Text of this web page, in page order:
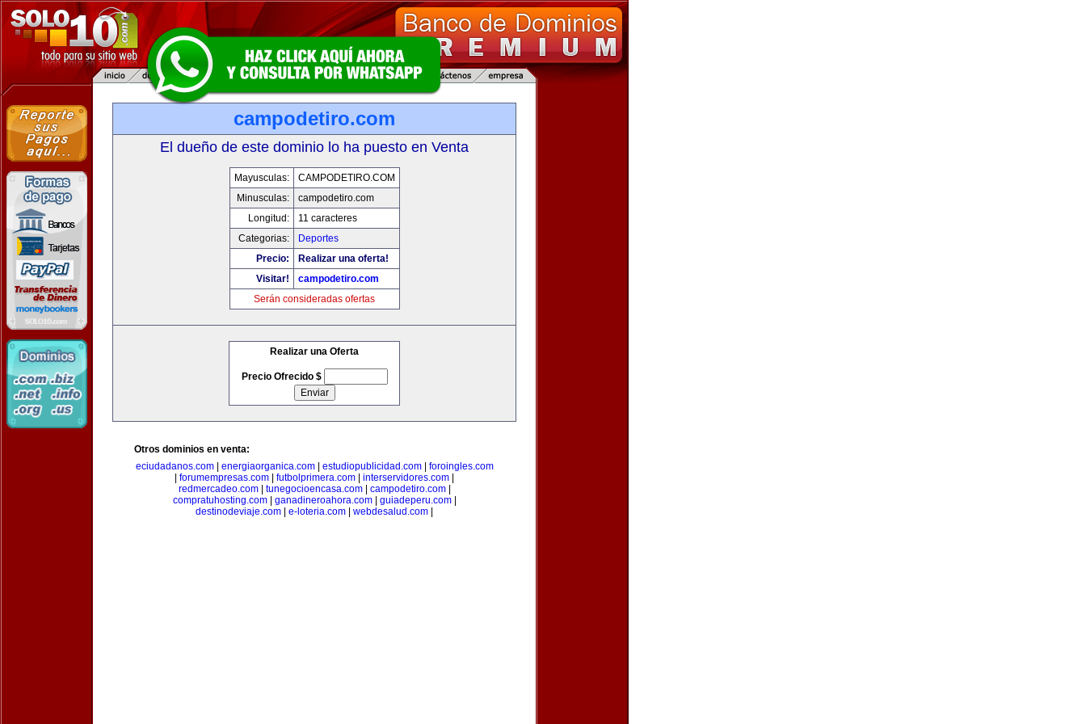
campodetiro.com
El dueño de este dominio lo ha puesto en Venta
Mayusculas:
CAMPODETIRO.COM
Minusculas:
campodetiro.com
Longitud:
11 caracteres
Categorias:
Deportes
Precio:
Realizar una oferta!
Visitar!
campodetiro.com
Serán consideradas ofertas
Realizar una Oferta
Precio Ofrecido $
Otros dominios en venta:
eciudadanos.com| energiaorganica.com| estudiopublicidad.com| foroingles.com
forumempresas.com futbolprimera.com interservidores.com
redmercadeo.com| tunegocioencasa.com| campodetiro.com|
compratuhosting.com| ganadineroahora.com| guiadeperu.com|
destinodeviaje.com
e-loteria.com webdesalud.com